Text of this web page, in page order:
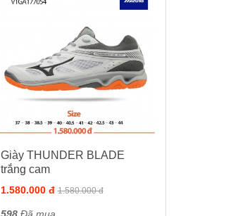
Giày THUNDER BLADE
trắng cam
1.580.000 đ 1.580.000 đ
598Đã mua